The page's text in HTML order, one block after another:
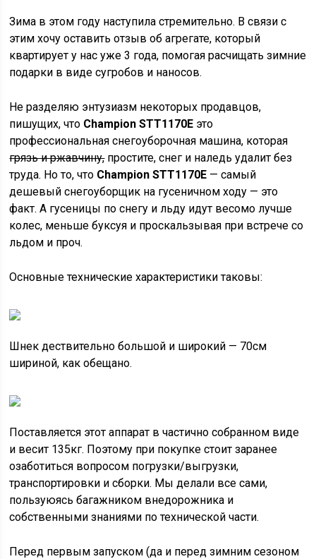
Зима в этом году наступила стремительно. В связи с
этим хочу оставить отзыв об агрегате, который
квартирует у нас уже 3 года, помогая расчищать зимние
подарки в виде сугробов и наносов.
Не разделяю энтузиазм некоторых продавцов,
пишущих, что Champion STT1170E это
профессиональная снегоуборочная машина, которая
грязь и ржавчину,простите, снег и наледь удалит без
труда. Но то, что Champion STT1170E — самый
дешевый снегоуборщик на гусеничном ходу — это
факт. А гусеницы по снегу и льду идут весомо лучше
колес, меньше буксуя и проскальзывая при встрече со
льдом и проч.
Основные технические характеристики таковы:
Шнек дествительно большой и широкий — 70см
шириной, как обещано.
Поставляется этот аппарат в частично собранном виде
и весит 135кг. Поэтому при покупке стоит заранее
озаботиться вопросом погрузки/выгрузки,
транспортировки и сборки. Мы делали все сами,
пользуюясь багажником внедорожника и
собственными знаниями по технической части.
Перед первым запуском (да и перед зимним сезоном